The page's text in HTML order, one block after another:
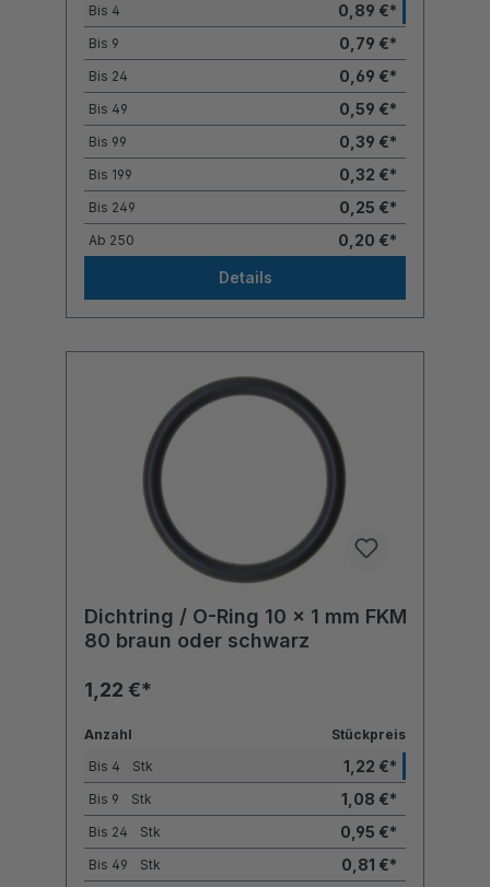
Bis 4 0,89 €*
Bis 9 0,79 €*
Bis 24 0,69 €*
Bis 49 0,59 €*
Bis 99 0,39 €*
Bis 199 0,32 €*
Bis 249 0,25 €*
Ab 250
0,20 €*
Details
Dichtring / O-Ring 10 x 1 mm FKM
80 braun oder schwarz
1,22 €*
Anzahl
Stückpreis
Bis 4 Stk 1,22 €*
Bis 9 Stk 1,08 €*
Bis 24 Stk 0,95 €*
Bis 49 Stk 0,81 €*